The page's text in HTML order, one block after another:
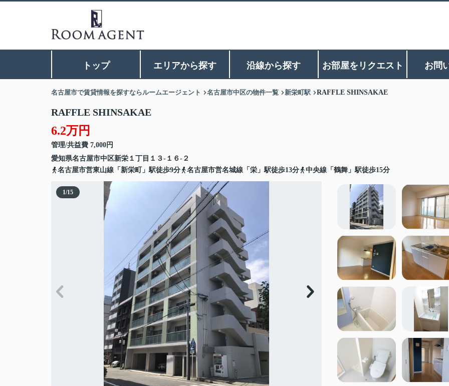
トップ エリアから探す 沿線から探す お部屋をリクエスト お問
名古屋市で賃貸情報を探すならルームエージェント 名古屋市中区の物件一覧 新栄町駅 RAFFLE SHINSAKAE
RAFFLE SHINSAKAE
6.2万円
管理/共益費 7,000円
愛知県名古屋市中区新栄 １丁目１３-１６-２
名古屋市営東山線「新栄町」駅徒歩9分
名古屋市営名城線「栄」駅徒歩13分 中央線「鶴舞」駅徒歩15分
1/15